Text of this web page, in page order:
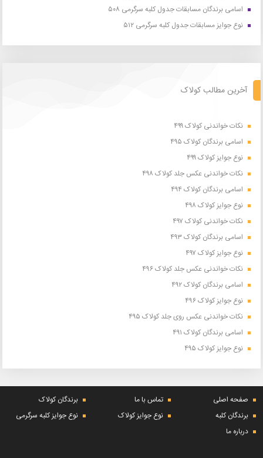
اسامی برندگان مسابقات جدول کلبه سرگرمی ۵۰۸
نوع جوایز مسابقات جدول کلبه سرگرمی ۵۱۲
آخرین مطالب کولاک
نکات خواندنی کولاک ۴۹۹
اسامی برندگان کولاک ۴۹۵
نوع جوایز کولاک ۴۹۹
نکات خواندنی عکس جلد کولاک ۴۹۸
اسامی برندگان کولاک ۴۹۴
نوع جوایز کولاک ۴۹۸
نکات خواندنی کولاک ۴۹۷
اسامی برندگان کولاک ۴۹۳
نوع جوایز کولاک ۴۹۷
نکات خواندنی عکس جلد کولاک ۴۹۶
اسامی برندگان کولاک ۴۹۲
نوع جوایز کولاک ۴۹۶
نکات خواندنی عکس روی جلد کولاک ۴۹۵
اسامی برندگان کولاک ۴۹۱
نوع جوایز کولاک ۴۹۵
صفحه اصلی تماس با ما
برندگان کولاک
برندگان کلبه
نوع جوایز کولاک
نوع جوایز کلبه سرگرمی
درباره ما